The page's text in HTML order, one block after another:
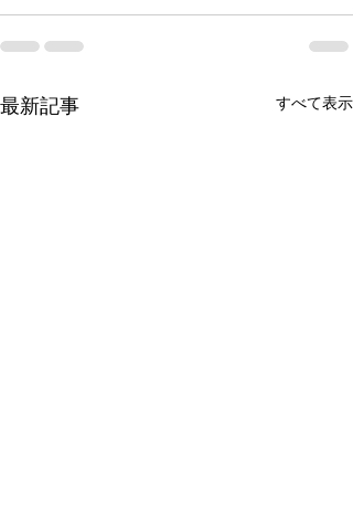
最新記事 すべて表示